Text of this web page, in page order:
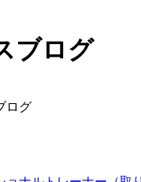
ブログ
ログ